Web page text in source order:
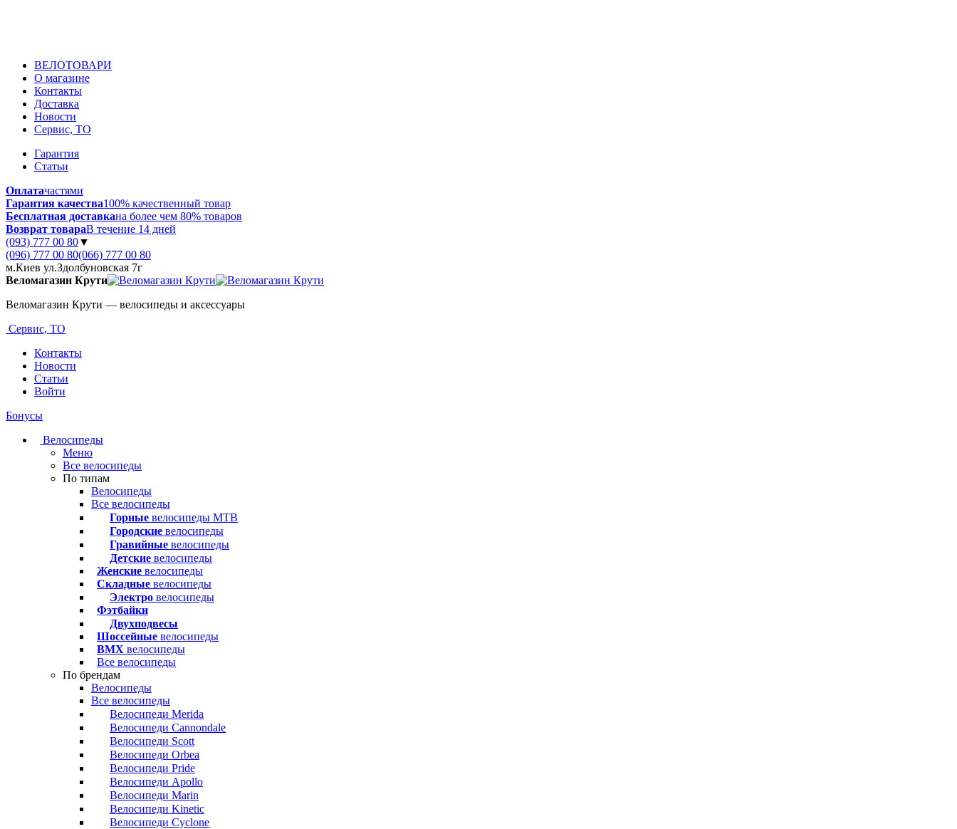
ВЕЛОТОВАРИ
О магазине
Контакты
Доставка
Новости
Сервис, ТО
Гарантия
Статьи
Оплатачастями
Гарантия качества100% качественный товар
Бесплатная доставкана более чем 80% товаров
Возврат товараВ течение 14 дней
(093) 777 00 80▼
(096) 777 00 80(066) 777 00 80
м.Киев ул.Здолбуновская 7г
Веломагазин Крути
Веломагазин Крути — велосипеды и аксессуары
Сервис, ТО
Контакты
Новости
Статьи
Войти
Бонусы
Велосипеды
Меню
Все велосипеды
По типам
Велосипеды
Все велосипеды
Горные велосипеды MTB
Городские велосипеды
Гравийные велосипеды
Детские велосипеды
Женские велосипеды
Складные велосипеды
Электро велосипеды
Фэтбайки
Двухподвесы
Шоссейные велосипеды
BMX велосипеды
Все велосипеды
По брендам
Велосипеды
Все велосипеды
Велосипеди Merida
Велосипеди Cannondale
Велосипеди Scott
Велосипеди Orbea
Велосипеди Pride
Велосипеди Apollo
Велосипеди Marin
Велосипеди Kinetic
Велосипеди Cyclone